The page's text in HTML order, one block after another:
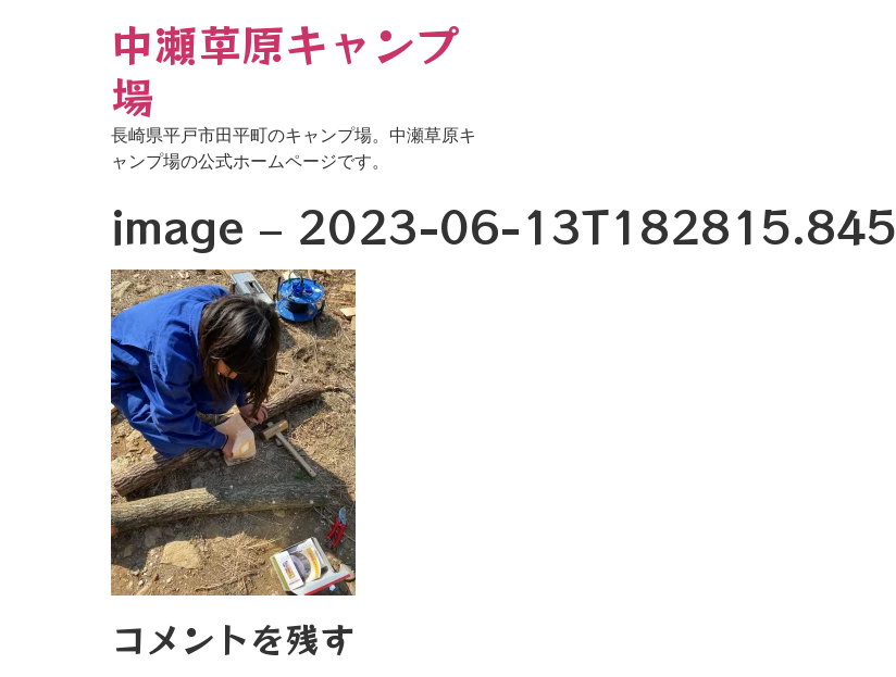
中瀬草原キャンプ
場
長崎県平戸市田平町のキャンプ場。中瀬草原キ
ャンプ場の公式ホームページです。
image – 2023-06-13T182815.845
コメントを残す